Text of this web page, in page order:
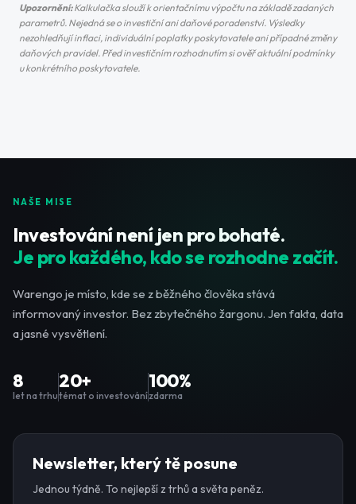
Upozornění:Kalkulačka slouží k orientačnímu výpočtu na základě zadaných
parametrů. Nejedná se o investiční ani daňové poradenství. Výsledky
nezohledňují inflaci, individuální poplatky poskytovatele ani případné změny
daňových pravidel. Před investičním rozhodnutím si ověř aktuální podmínky
u konkrétního poskytovatele.
NAŠE MISE
Investování není jen pro bohaté.
Je pro každého, kdo se rozhodne začít.
Warengo je místo, kde se z běžného člověka stává
informovaný investor. Bez zbytečného žargonu. Jen fakta, data
a jasné vysvětlení.
8
let na trhu
20+
témat o investování
100%
zdarma
Newsletter, který tě posune
Jednou týdně. To nejlepší z trhů a světa peněz.